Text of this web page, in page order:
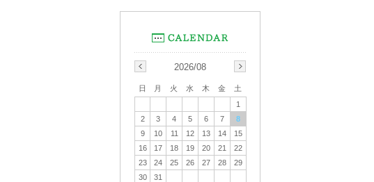
2026/08
日 月 火 水 木 金
土
1
2
3 4 5 6 7
8
9
10 11 12 13 14
15
16
17 18 19 20 21
22
23
24 25 26 27 28
29
30
31